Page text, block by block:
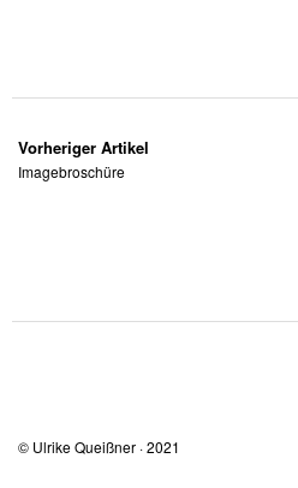
Vorheriger Artikel
Imagebroschüre
© Ulrike Queißner · 2021